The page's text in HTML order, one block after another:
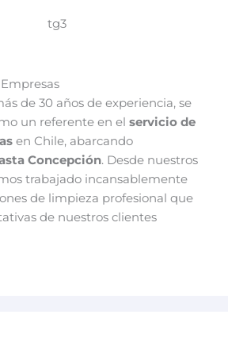
de 30 años de experiencia, se
un referente en el servicio de
en Chile, abarcando
Concepción. Desde nuestros
trabajado incansablemente
de limpieza profesional que
de nuestros clientes